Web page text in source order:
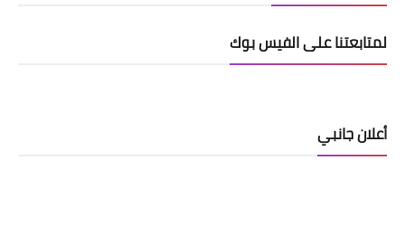
لمتابعتنا على الفيس بوك
أعلان جانبي